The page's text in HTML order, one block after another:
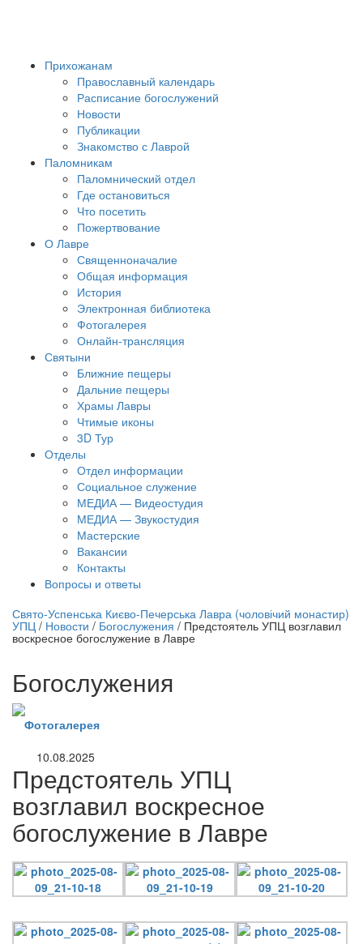
Прихожанам
Православный календарь
Расписание богослужений
Новости
Публикации
Знакомство с Лаврой
Паломникам
Паломнический отдел
Где остановиться
Что посетить
Пожертвование
О Лавре
Священноначалие
Общая информация
История
Электронная библиотека
Фотогалерея
Онлайн-трансляция
Святыни
Ближние пещеры
Дальние пещеры
Храмы Лавры
Чтимые иконы
3D Тур
Отделы
Отдел информации
Социальное служение
МЕДИА — Видеостудия
МЕДИА — Звукостудия
Мастерские
Вакансии
Контакты
Вопросы и ответы
трансляция | 12 сентября
трансляции
Свято-Успенська Києво-Печерська Лавра (чоловічий монастир)
УПЦ / Новости / Богослужения / Предстоятель УПЦ возглавил
воскресное богослужение в Лавре
Богослужения
Фотогалерея
10.08.2025
Предстоятель УПЦ
возглавил воскресное
богослужение в Лавре